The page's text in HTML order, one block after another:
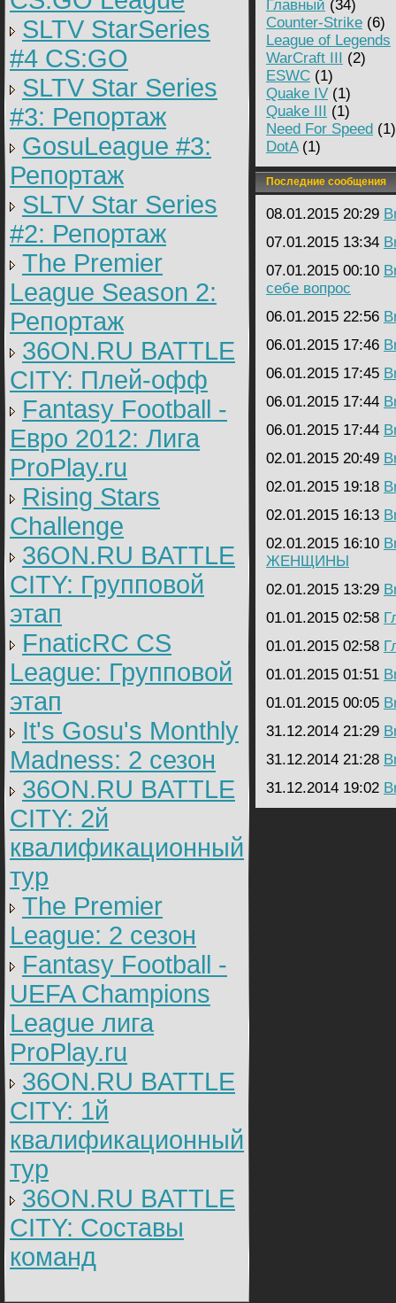
SLTV StarSeries
#4 CS:GO
SLTV Star Series
#3: Репортаж
GosuLeague #3:
Репортаж
SLTV Star Series
#2: Репортаж
The Premier
League Season 2:
Репортаж
36ON.RU BATTLE
CITY: Плей-офф
Fantasy Football -
Евро 2012: Лига
ProPlay.ru
Rising Stars
Challenge
36ON.RU BATTLE
CITY: Групповой
этап
FnaticRC CS
League: Групповой
этап
It's Gosu's Monthly
Madness: 2 сезон
36ON.RU BATTLE
CITY: 2й
квалификационный
тур
The Premier
League: 2 cезон
Fantasy Football -
UEFA Champions
League лига
ProPlay.ru
36ON.RU BATTLE
CITY: 1й
квалификационный
тур
36ON.RU BATTLE
CITY: Составы
команд
Главный (34)
Counter-Strike (6)
League of Legends
WarCraft III (2)
ESWC (1)
Quake IV (1)
Quake III (1)
Need For Speed (1)
DotA(1)
Последние сообщения
08.01.2015 20:29
07.01.2015 13:34
07.01.2015 00:10
себе вопрос
06.01.2015 22:56
06.01.2015 17:46
06.01.2015 17:45
06.01.2015 17:44
06.01.2015 17:44
02.01.2015 20:49
02.01.2015 19:18
02.01.2015 16:13
02.01.2015 16:10
ЖЕНЩИНЫ
02.01.2015 13:29
01.01.2015 02:58
01.01.2015 02:58
01.01.2015 01:51
01.01.2015 00:05
31.12.2014 21:29
31.12.2014 21:28
31.12.2014 19:02